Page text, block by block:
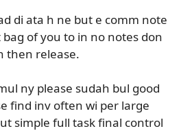
di ata h ne but e comm note
of you to in no notes don
then release.
ny please sudah bul good
find inv often wi per large
simple full task final control